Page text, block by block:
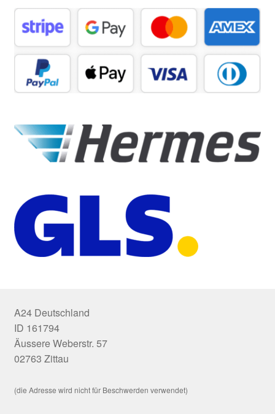
A24 Deutschland
ID 161794
Äussere Weberstr. 57
02763 Zittau
(die Adresse wird nicht für Beschwerden verwendet)